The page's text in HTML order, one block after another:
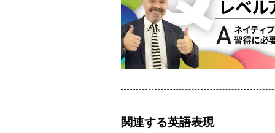
関連する英語表現